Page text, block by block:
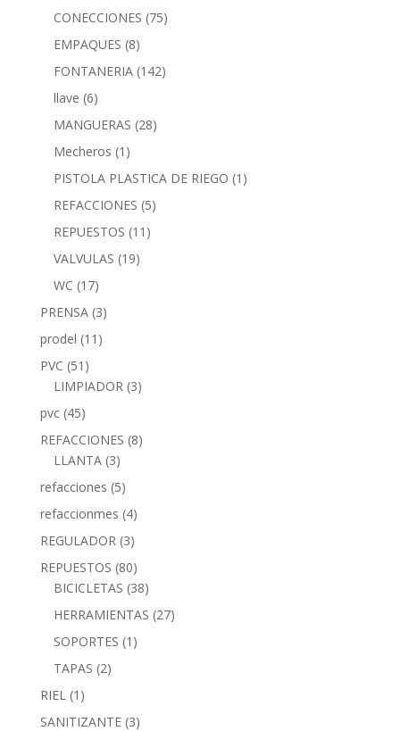
CONECCIONES (75)
EMPAQUES (8)
FONTANERIA (142)
llave (6)
MANGUERAS (28)
Mecheros (1)
PISTOLA PLASTICA DE RIEGO (1)
REFACCIONES (5)
REPUESTOS (11)
VALVULAS (19)
WC (17)
PRENSA (3)
prodel (11)
PVC (51)
LIMPIADOR (3)
pvc (45)
REFACCIONES (8)
LLANTA (3)
refacciones (5)
refaccionmes (4)
REGULADOR (3)
REPUESTOS (80)
BICICLETAS (38)
HERRAMIENTAS (27)
SOPORTES (1)
TAPAS (2)
RIEL (1)
SANITIZANTE (3)